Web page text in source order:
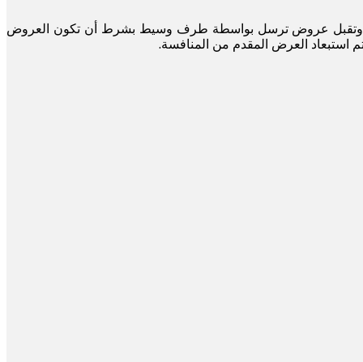
وتقبل عروض ترسل بواسطة طرف وسيط بشرط أن تكون العروض